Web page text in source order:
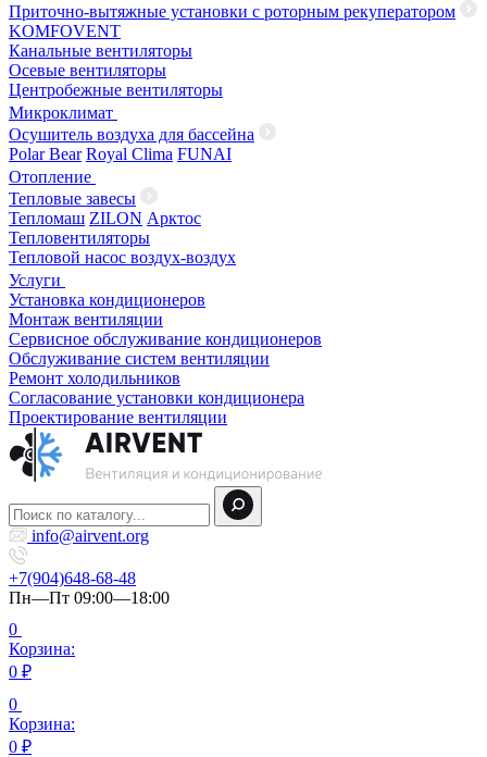
Приточно-вытяжные установки с роторным рекуператором
KOMFOVENT
Канальные вентиляторы
Осевые вентиляторы
Центробежные вентиляторы
Микроклимат
Осушитель воздуха для бассейна
Polar Bear Royal Clima FUNAI
Отопление
Тепловые завесы
Тепломаш ZILON Арктос
Тепловентиляторы
Тепловой насос воздух-воздух
Услуги
Установка кондиционеров
Монтаж вентиляции
Сервисное обслуживание кондиционеров
Обслуживание систем вентиляции
Ремонт холодильников
Согласование установки кондиционера
Проектирование вентиляции
info@airvent.org
+7(904)648-68-48
Пн—Пт 09:00—18:00
0
Корзина:
0 ₽
0
Корзина:
0 ₽